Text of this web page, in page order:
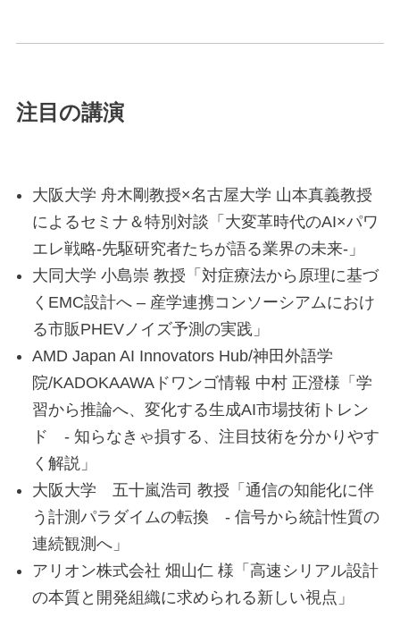
注目の講演
大阪大学 舟木剛教授×名古屋大学 山本真義教授
によるセミナ＆特別対談「大変革時代のAI×パワ
エレ戦略-先駆研究者たちが語る業界の未来-」
大同大学 小島崇 教授「対症療法から原理に基づ
くEMC設計へ – 産学連携コンソーシアムにおけ
る市販PHEVノイズ予測の実践」
AMD Japan AI Innovators Hub/神田外語学
院/KADOKAAWAドワンゴ情報 中村 正澄様「学
習から推論へ、変化する生成AI市場技術トレン
ド - 知らなきゃ損する、注目技術を分かりやす
く解説」
大阪大学 五十嵐浩司 教授「通信の知能化に伴
う計測パラダイムの転換 - 信号から統計性質の
連続観測へ」
アリオン株式会社 畑山仁 様「高速シリアル設計
の本質と開発組織に求められる新しい視点」